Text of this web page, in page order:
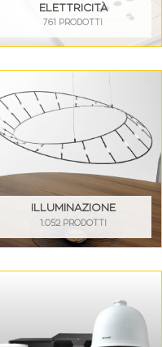
ELETTRICITÀ
761 PRODOTTI
ILLUMINAZIONE
1.052 PRODOTTI